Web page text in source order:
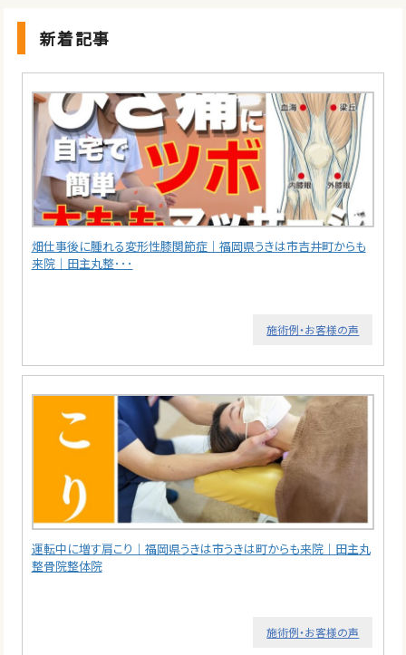
新着記事
畑仕事後に腫れる変形性膝関節症｜福岡県うきは市吉井町からも
来院｜田主丸整･･･
施術例・お客様の声
運転中に増す肩こり｜福岡県うきは市うきは町からも来院｜田主丸
整骨院整体院
施術例・お客様の声